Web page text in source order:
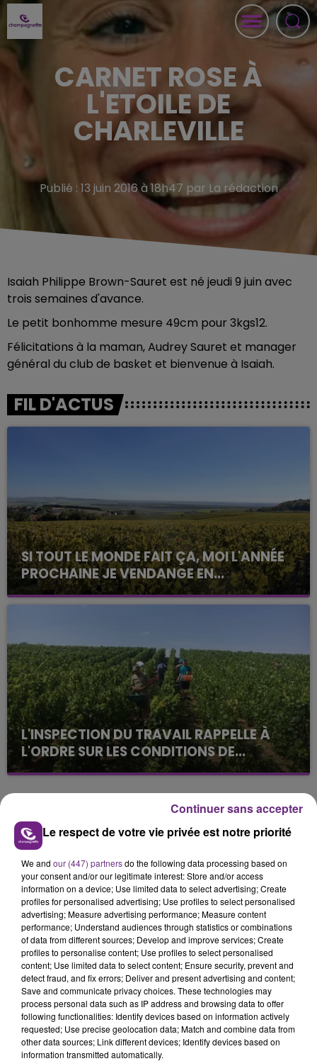
CARNET ROSE À
L'ETOILE DE
CHARLEVILLE
Publié : 13 juin 2016 à 18h47 par La rédaction
Isaiah Philippe Brown-Sauret est né jeudi 9 juin avec
trois semaines d'avance.
Le petit bonhomme mesure 49cm pour 3kgs12.
Félicitations à la maman, Audrey Sauret et manager
général du club de basket et bienvenue à Isaiah.
FIL D'ACTUS
SI TOUT LE MONDE FAIT ÇA, MOI L'ANNÉE
PROCHAINE JE VENDANGE EN...
La vendange en Champagne a débuté ce jeudi 6
août dans la commune de Montgueux (Aube). Du
L'INSPECTION DU TRAVAIL RAPPELLE À
L'ORDRE SUR LES CONDITIONS DE...
Alors que les dates de début des vendange 2026
l'inspection du Travail en profite pour rappeler
les conditions de...
4h49
4h49
METALLICA
Nothing Else Matters.
4h45
4h45
OLIVIA RODRIGO
Stupid Song
4h42
4h42 4h39
4h39
Le respect de votre vie privée est notre priorité
We and our (447) partnersdo the following data processing based on
your consent and/or our legitimate interest: Store and/or access
information on a device; Use limited data to select advertising; Create
profiles for personalised advertising; Use profiles to select personalised
advertising; Measure advertising performance; Measure content
performance; Understand audiences through statistics or combinations
of data from different sources; Develop and improve services; Create
profiles to personalise content; Use profiles to select personalised
content; Use limited data to select content; Ensure security, prevent and
detect fraud, and fix errors; Deliver and present advertising and content;
Save and communicate privacy choices. These technologies may
process personal data such as IP address and browsing data to offer
following functionalities: Identify devices based on information actively
requested; Use precise geolocation data; Match and combine data from
other data sources; Link different devices; Identify devices based on
information transmitted automatically.
Continuer sans accepter